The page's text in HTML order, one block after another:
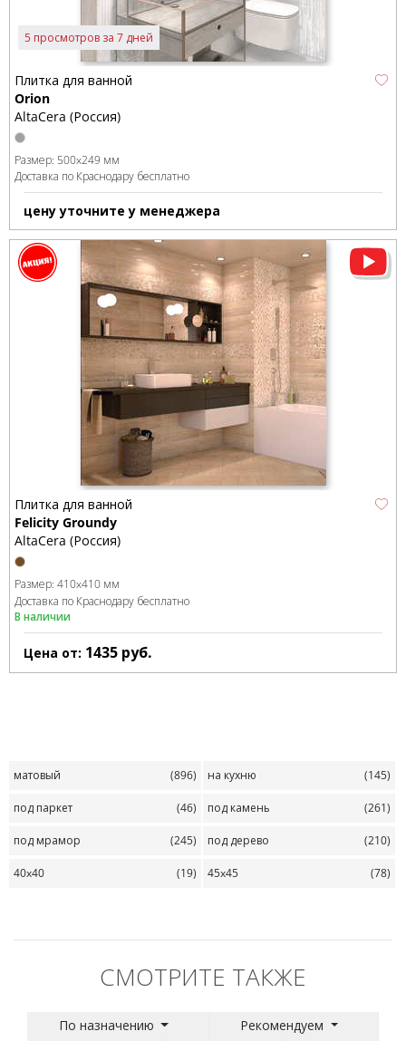
5 просмотров за 7 дней
Плитка для ванной
Orion
AltaCera (Россия)
Размер: 500x249 мм
Доставка по Краснодару бесплатно
цену уточните у менеджера
Плитка для ванной
Felicity Groundy
AltaCera (Россия)
Размер: 410x410 мм
Доставка по Краснодару бесплатно
В наличии
Цена от: 1435 руб.
матовый (896) на кухню (145)
под паркет (46) под камень (261)
под мрамор (245) под дерево (210)
40x40 (19) 45x45 (78)
СМОТРИТЕ ТАКЖЕ
По назначению
Рекомендуем